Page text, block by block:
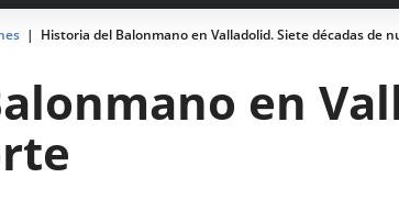
se
una
Historia del Balonmano en Valladolid. Siete décadas de
en